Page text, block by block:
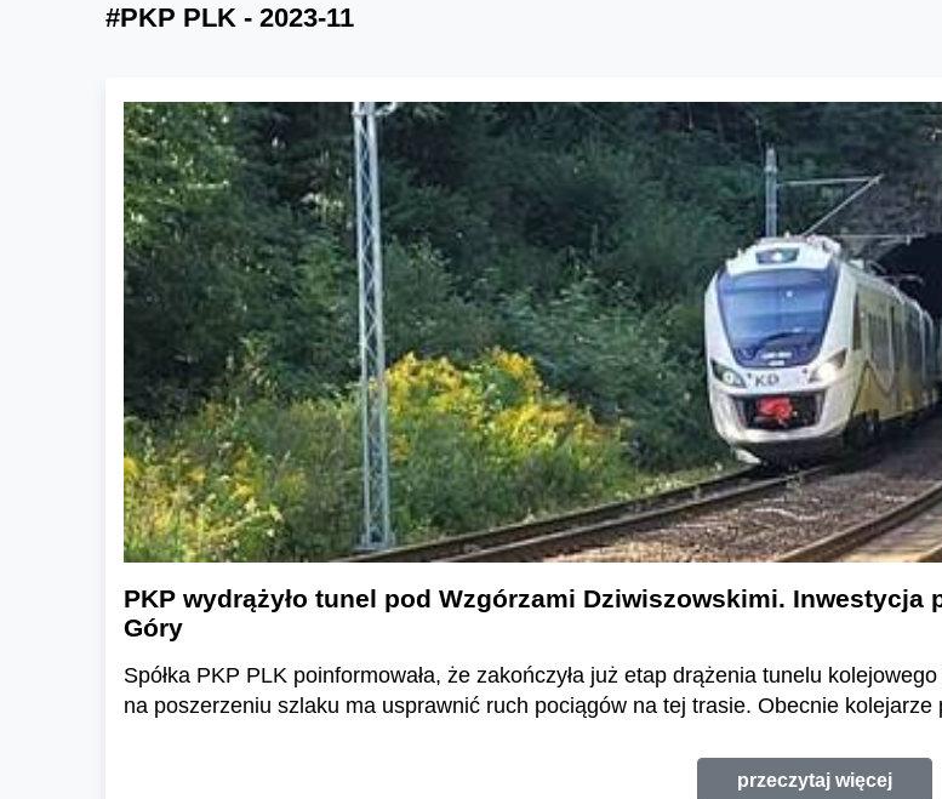
#PKP PLK - 2023-11
PKP wydrążyło tunel pod Wzgórzami Dziwiszowskimi. Inwestycja
Góry
Spółka PKP PLK poinformowała, że zakończyła już etap drążenia tunelu
na poszerzeniu szlaku ma usprawnić ruch pociągów na tej trasie. Obecnie
przeczytaj więcej